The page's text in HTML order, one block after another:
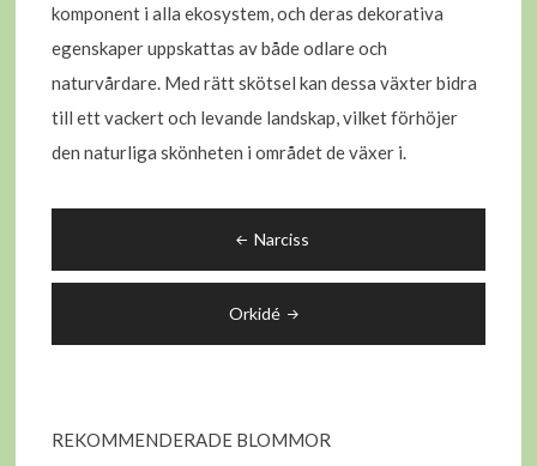
komponent i alla ekosystem, och deras dekorativa
egenskaper uppskattas av både odlare och
naturvårdare. Med rätt skötsel kan dessa växter bidra
till ett vackert och levande landskap, vilket förhöjer
den naturliga skönheten i området de växer i.
Narciss
Orkidé
REKOMMENDERADE BLOMMOR